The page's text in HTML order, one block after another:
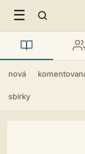
☰
nová
sbírky